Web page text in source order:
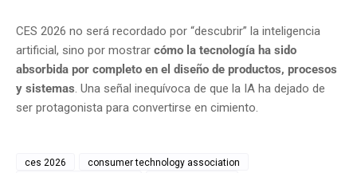
CES 2026 no será recordado por “descubrir” la inteligencia
artificial, sino por mostrar cómo la tecnología ha sido
absorbida por completo en el diseño de productos, procesos
y sistemas. Una señal inequívoca de que la IA ha dejado de
ser protagonista para convertirse en cimiento.
ces 2026
consumer technology association